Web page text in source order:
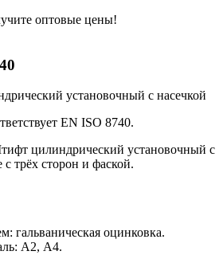
оптовые цены!
установочный с насечкой
EN ISO 8740.
цилиндрический установочный с
трёх сторон и фаской.
гальваническая оцинковка.
А2, А4.